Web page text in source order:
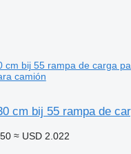
camión
cm bij 55 rampa de
≈ USD 2.022